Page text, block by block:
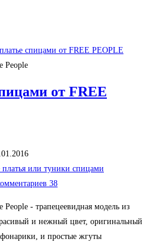
People
от FREE
платья или туники спицами
38
People - трапецеевидная модель из
и нежный цвет, оригинальный
и простые жгуты